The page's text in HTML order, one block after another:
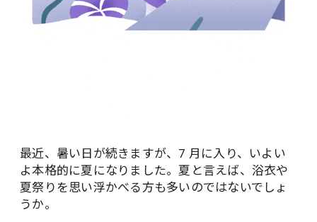
最近、暑い日が続きますが、7 月に入り、いよい
よ本格的に夏になりました。夏と言えば、浴衣や
夏祭りを思い浮かべる方も多いのではないでしょ
うか。